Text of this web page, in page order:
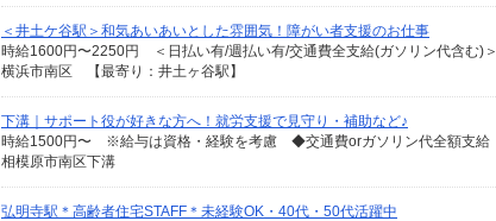
＜井土ケ谷駅＞和気あいあいとした雰囲気！障がい者支援のお仕事
時給1600円〜2250円 ＜日払い有/週払い有/交通費全支給(ガソリン代含む)＞
横浜市南区 【最寄り：井土ヶ谷駅】
下溝｜サポート役が好きな方へ！就労支援で見守り・補助など♪
時給1500円〜 ※給与は資格・経験を考慮 ◆交通費orガソリン代全額支給
相模原市南区下溝
弘明寺駅＊高齢者住宅STAFF＊未経験OK・40代・50代活躍中